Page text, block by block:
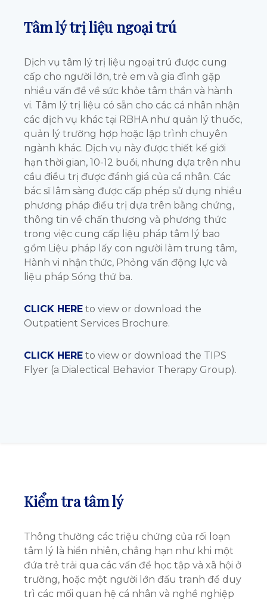
Tâm lý trị liệu ngoại trú
Dịch vụ tâm lý trị liệu ngoại trú được cung
cấp cho người lớn, trẻ em và gia đình gặp
nhiều vấn đề về sức khỏe tâm thần và hành
vi. Tâm lý trị liệu có sẵn cho các cá nhân nhận
các dịch vụ khác tại RBHA như quản lý thuốc,
quản lý trường hợp hoặc lập trình chuyên
ngành khác. Dịch vụ này được thiết kế giới
hạn thời gian, 10-12 buổi, nhưng dựa trên nhu
cầu điều trị được đánh giá của cá nhân. Các
bác sĩ lâm sàng được cấp phép sử dụng nhiều
phương pháp điều trị dựa trên bằng chứng,
thông tin về chấn thương và phương thức
trong việc cung cấp liệu pháp tâm lý bao
gồm Liệu pháp lấy con người làm trung tâm,
Hành vi nhận thức, Phỏng vấn động lực và
liệu pháp Sóng thứ ba.
CLICK HERE to view or download the
Outpatient Services Brochure.
CLICK HERE to view or download the TIPS
Flyer (a Dialectical Behavior Therapy Group).
Kiểm tra tâm lý
Thông thường các triệu chứng của rối loạn
tâm lý là hiển nhiên, chẳng hạn như khi một
đứa trẻ trải qua các vấn đề học tập và xã hội ở
trường, hoặc một người lớn đấu tranh để duy
trì các mối quan hệ cá nhân và nghề nghiệp